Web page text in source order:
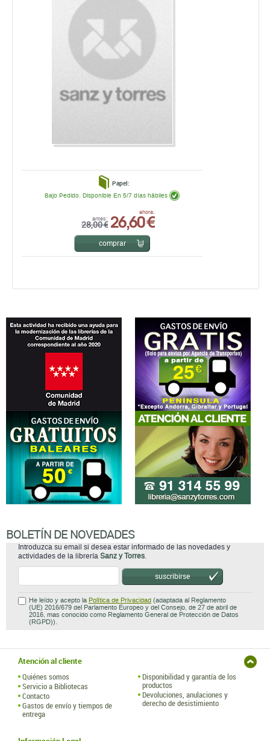
Papel:
antes:
28,00 €
ahora:
26,60 €
Bajo Pedido. Disponible En 5/7 días hábiles
comprar
BOLETÍN DE NOVEDADES
Introduzca su email si desea estar informado de las novedades y
actividades de la librería Sanz y Torres.
suscribirse
He leído y acepto la Política de Privacidad (adaptada al Reglamento
(UE) 2016/679 del Parlamento Europeo y del Consejo, de 27 de abril de
2016, mas conocido como Reglamento General de Protección de Datos
(RGPD)).
Atención al cliente
Quiénes somos
Servicio a Bibliotecas
Contacto
Gastos de envío y tiempos de
entrega
Disponibilidad y garantía de los
productos
Devoluciones, anulaciones y
derecho de desistimiento